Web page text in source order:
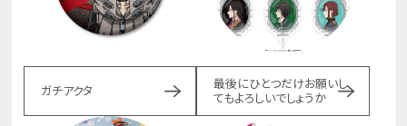
ガチアクタ
最後にひとつだけお願いし
てもよろしいでしょうか